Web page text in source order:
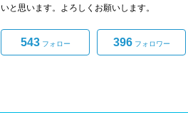
いと思います。よろしくお願いします。
543フォロー 396フォロワー